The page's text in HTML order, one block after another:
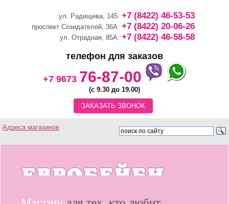
ул. Радищева, 145: +7 (8422) 46-53-53
проспект Созидателей, 36А: +7 (8422) 20-06-26
ул. Отрадная, 85А: +7 (8422) 46-58-58
телефон для заказов
+7 9673 76-87-00
(с 9.30 до 19.00)
ЗАКАЗАТЬ ЗВОНОК
Адреса магазинов